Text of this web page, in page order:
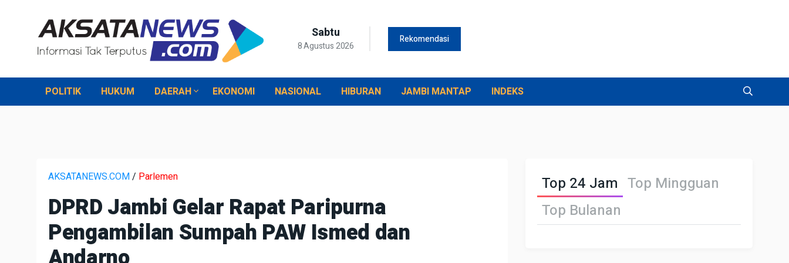
Sabtu
8 Agustus 2026
Rekomendasi
POLITIK HUKUM DAERAH EKONOMI NASIONAL HIBURAN JAMBI MANTAP INDEKS
AKSATANEWS.COM/ Parlemen
DPRD Jambi Gelar Rapat Paripurna
Pengambilan Sumpah PAW Ismed dan
Top 24 Jam Top Mingguan
Top Bulanan